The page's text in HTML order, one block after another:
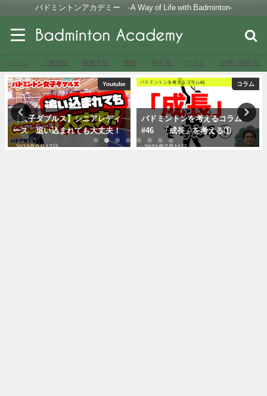
バドミントンアカデミー -A Way of Life with Badminton-
ホーム 上達理論 練習方法 教材 寺子屋 コラム お問い合わせ
Youtube
【女子ダブルス】シニアレディ
ース 追い込まれても大丈夫！
2023年9月17日
コラム
バドミントンを考えるコラム
#46 「成長」を考える①
2021年7月11日